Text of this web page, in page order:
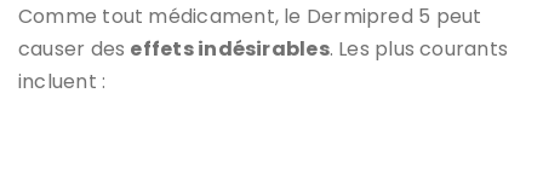
Comme tout médicament, le Dermipred 5 peut
causer des effets indésirables. Les plus courants
incluent :